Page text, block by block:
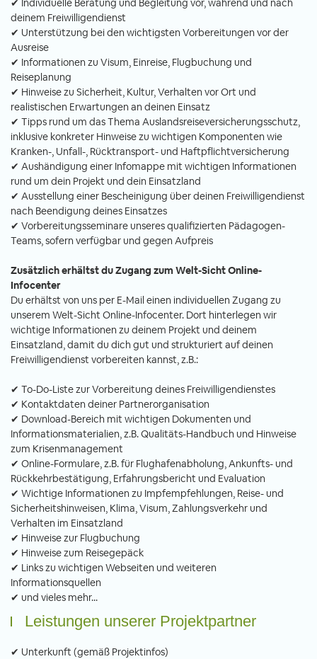
✔ Individuelle Beratung und Begleitung vor, während und nach
deinem Freiwilligendienst
✔ Unterstützung bei den wichtigsten Vorbereitungen vor der
Ausreise
✔ Informationen zu Visum, Einreise, Flugbuchung und
Reiseplanung
✔ Hinweise zu Sicherheit, Kultur, Verhalten vor Ort und
realistischen Erwartungen an deinen Einsatz
✔ Tipps rund um das Thema Auslandsreiseversicherungsschutz,
inklusive konkreter Hinweise zu wichtigen Komponenten wie
Kranken-, Unfall-, Rücktransport- und Haftpflichtversicherung
✔ Aushändigung einer Infomappe mit wichtigen Informationen
rund um dein Projekt und dein Einsatzland
✔ Ausstellung einer Bescheinigung über deinen Freiwilligendienst
nach Beendigung deines Einsatzes
✔ Vorbereitungsseminare unseres qualifizierten Pädagogen-
Teams, sofern verfügbar und gegen Aufpreis
Zusätzlich erhältst du Zugang zum Welt-Sicht Online-
Infocenter
Du erhältst von uns per E-Mail einen individuellen Zugang zu
unserem Welt-Sicht Online-Infocenter. Dort hinterlegen wir
wichtige Informationen zu deinem Projekt und deinem
Einsatzland, damit du dich gut und strukturiert auf deinen
Freiwilligendienst vorbereiten kannst, z.B.:
✔ To-Do-Liste zur Vorbereitung deines Freiwilligendienstes
✔ Kontaktdaten deiner Partnerorganisation
✔ Download-Bereich mit wichtigen Dokumenten und
Informationsmaterialien, z.B. Qualitäts-Handbuch und Hinweise
zum Krisenmanagement
✔ Online-Formulare, z.B. für Flughafenabholung, Ankunfts- und
Rückkehrbestätigung, Erfahrungsbericht und Evaluation
✔ Wichtige Informationen zu Impfempfehlungen, Reise- und
Sicherheitshinweisen, Klima, Visum, Zahlungsverkehr und
Verhalten im Einsatzland
✔ Hinweise zur Flugbuchung
✔ Hinweise zum Reisegepäck
✔ Links zu wichtigen Webseiten und weiteren
Informationsquellen
✔ und vieles mehr...
Leistungen unserer Projektpartner
✔ Unterkunft (gemäß Projektinfos)